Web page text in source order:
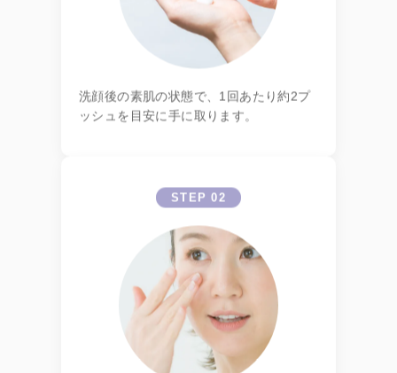
洗顔後の素肌の状態で、1回あたり約2プ
ッシュを目安に手に取ります。
STEP 02